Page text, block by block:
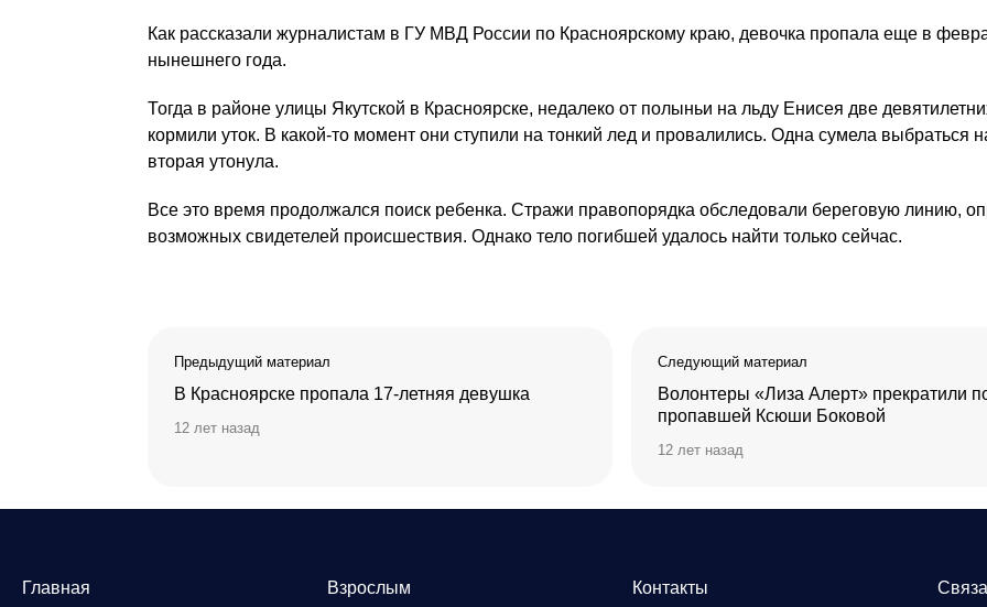
Как рассказали журналистам в ГУ МВД России по Красноярскому краю, девочка пропала еще в
нынешнего года.
Тогда в районе улицы Якутской в Красноярске, недалеко от полыньи на льду Енисея две
кормили уток. В какой-то момент они ступили на тонкий лед и провалились. Одна сумела выбраться
вторая утонула.
Все это время продолжался поиск ребенка. Стражи правопорядка обследовали береговую линию,
возможных свидетелей происшествия. Однако тело погибшей удалось найти только сейчас.
Предыдущий материал
В Красноярске пропала 17-летняя девушка
12 лет назад
Следующий материал
Волонтеры «Лиза Алерт» прекратили
пропавшей Ксюши Боковой
12 лет назад
Главная Взрослым Контакты